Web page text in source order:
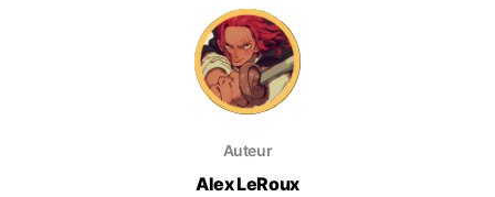
Auteur
Alex LeRoux